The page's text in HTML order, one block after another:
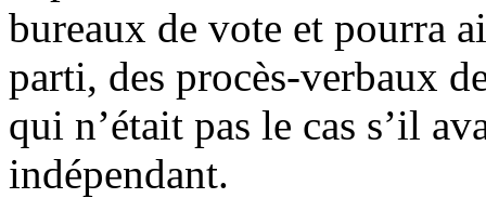
bureaux de vote et pourra
parti, des procès-verbaux
qui n’était pas le cas s’il
indépendant.